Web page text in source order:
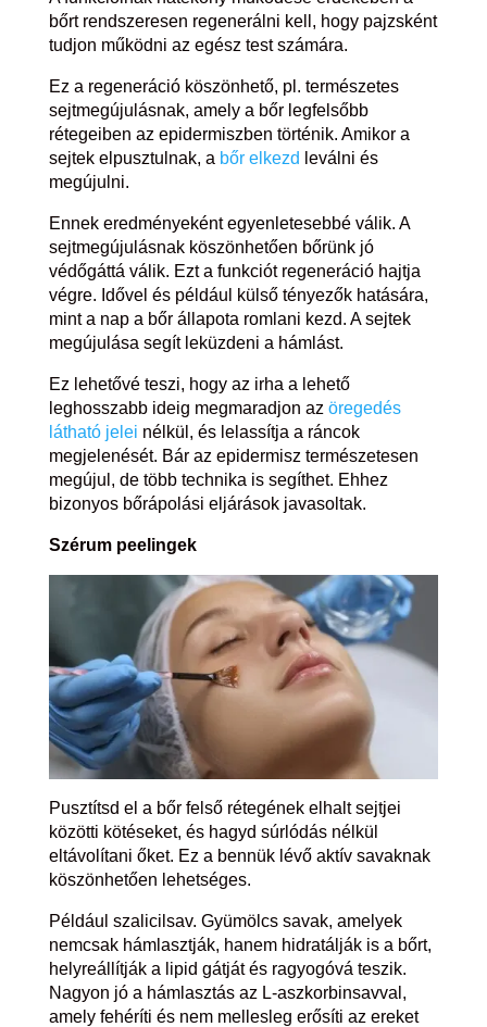
bőrt rendszeresen regenerálni kell, hogy pajzsként
tudjon működni az egész test számára.
Ez a regeneráció köszönhető, pl. természetes
sejtmegújulásnak, amely a bőr legfelsőbb
rétegeiben az epidermiszben történik. Amikor a
sejtek elpusztulnak, a bőr elkezd leválni és
megújulni.
Ennek eredményeként egyenletesebbé válik. A
sejtmegújulásnak köszönhetően bőrünk jó
védőgáttá válik. Ezt a funkciót regeneráció hajtja
végre. Idővel és például külső tényezők hatására,
mint a nap a bőr állapota romlani kezd. A sejtek
megújulása segít leküzdeni a hámlást.
Ez lehetővé teszi, hogy az irha a lehető
leghosszabb ideig megmaradjon az öregedés
látható jelei nélkül, és lelassítja a ráncok
megjelenését. Bár az epidermisz természetesen
megújul, de több technika is segíthet. Ehhez
bizonyos bőrápolási eljárások javasoltak.
Szérum peelingek
Pusztítsd el a bőr felső rétegének elhalt sejtjei
közötti kötéseket, és hagyd súrlódás nélkül
eltávolítani őket. Ez a bennük lévő aktív savaknak
köszönhetően lehetséges.
Például szalicilsav. Gyümölcs savak, amelyek
nemcsak hámlasztják, hanem hidratálják is a bőrt,
helyreállítják a lipid gátját és ragyogóvá teszik.
Nagyon jó a hámlasztás az L-aszkorbinsavval,
amely fehéríti és nem mellesleg erősíti az ereket